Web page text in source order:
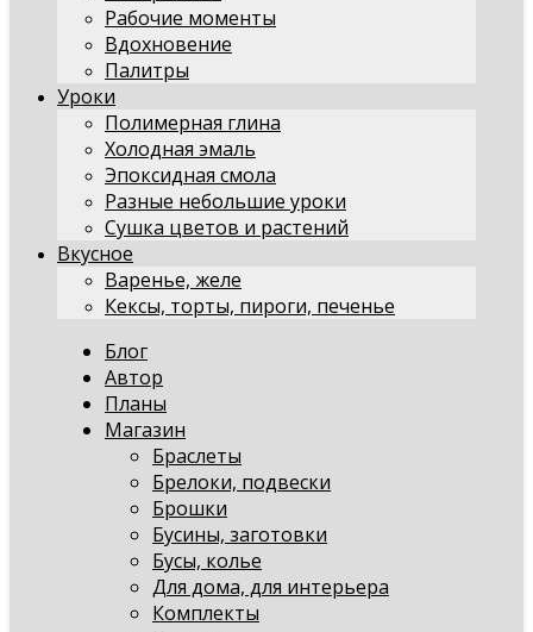
Рабочие моменты
Вдохновение
Палитры
Уроки
Полимерная глина
Холодная эмаль
Эпоксидная смола
Разные небольшие уроки
Сушка цветов и растений
Вкусное
Варенье, желе
Кексы, торты, пироги, печенье
Блог
Автор
Планы
Магазин
Браслеты
Брелоки, подвески
Брошки
Бусины, заготовки
Бусы, колье
Для дома, для интерьера
Комплекты